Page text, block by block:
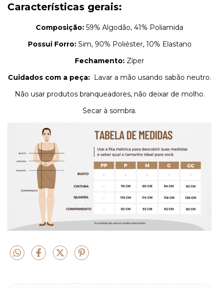
Características gerais:
Composição: 59% Algodão, 41% Poliamida
Possui Forro:Sim, 90% Poliéster, 10% Elastano
Fechamento: Zíper
Cuidados com a peça: Lavar a mão usando sabão neutro.
Não usar produtos branqueadores, não deixar de molho.
Secar à sombra.